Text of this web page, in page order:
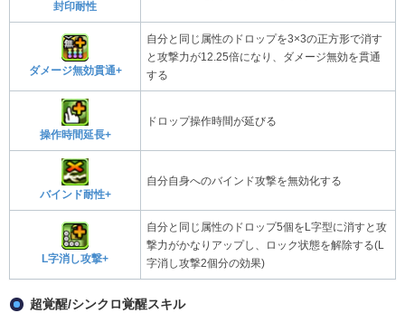
封印耐性
ダメージ無効貫通+
自分と同じ属性のドロップを3×3の正方形で消す
と攻撃力が12.25倍になり、ダメージ無効を貫通
する
操作時間延長+
ドロップ操作時間が延びる
バインド耐性+
自分自身へのバインド攻撃を無効化する
L字消し攻撃+
自分と同じ属性のドロップ5個をL字型に消すと攻
撃力がかなりアップし、ロック状態を解除する(L
字消し攻撃2個分の効果)
超覚醒/シンクロ覚醒スキル